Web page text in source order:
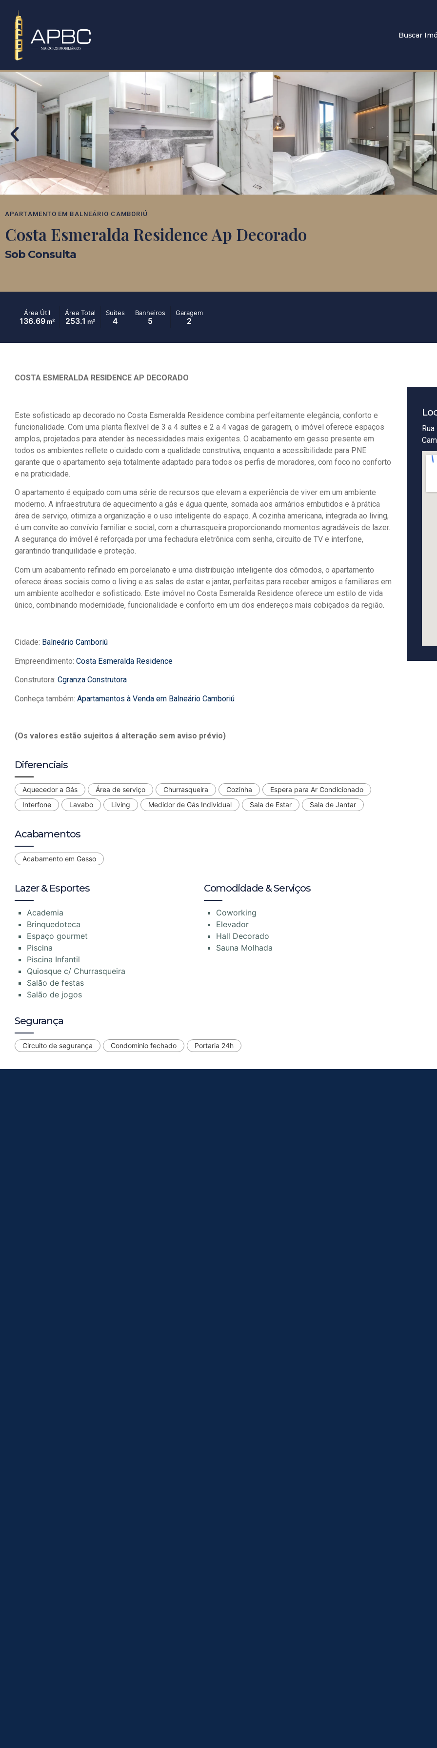
Buscar
APARTAMENTO EM BALNEÁRIO CAMBORIÚ
Costa Esmeralda Residence Ap Decorado
Sob Consulta
Área Útil
136.69 m²
Área Total
253.1 m²
Suítes
4
Banheiros
5
Garagem
2
COSTA ESMERALDA RESIDENCE AP DECORADO
Este sofisticado ap decorado no Costa Esmeralda Residence combina perfeitamente elegância, conforto e
funcionalidade. Com uma planta flexível de 3 a 4 suítes e 2 a 4 vagas de garagem, o imóvel oferece espaços
amplos, projetados para atender às necessidades mais exigentes. O acabamento em gesso presente em
todos os ambientes reflete o cuidado com a qualidade construtiva, enquanto a acessibilidade para PNE
garante que o apartamento seja totalmente adaptado para todos os perfis de moradores, com foco no conforto
e na praticidade.
O apartamento é equipado com uma série de recursos que elevam a experiência de viver em um ambiente
moderno. A infraestrutura de aquecimento a gás e água quente, somada aos armários embutidos e à prática
área de serviço, otimiza a organização e o uso inteligente do espaço. A cozinha americana, integrada ao living,
é um convite ao convívio familiar e social, com a churrasqueira proporcionando momentos agradáveis de lazer.
A segurança do imóvel é reforçada por uma fechadura eletrônica com senha, circuito de TV e interfone,
garantindo tranquilidade e proteção.
Com um acabamento refinado em porcelanato e uma distribuição inteligente dos cômodos, o apartamento
oferece áreas sociais como o living e as salas de estar e jantar, perfeitas para receber amigos e familiares em
um ambiente acolhedor e sofisticado. Este imóvel no Costa Esmeralda Residence oferece um estilo de vida
único, combinando modernidade, funcionalidade e conforto em um dos endereços mais cobiçados da região.
Cidade: Balneário Camboriú
Empreendimento: Costa Esmeralda Residence
Construtora: Cgranza Construtora
Conheça também: Apartamentos à Venda em Balneário Camboriú
(Os valores estão sujeitos á alteração sem aviso prévio)
Diferenciais
Aquecedor a Gás Área de serviço Churrasqueira Cozinha
Espera para Ar Condicionado
Interfone
Lavabo Living Medidor de Gás Individual Sala de Estar Sala de Jantar
Acabamentos
Acabamento em Gesso
Lazer & Esportes
Academia
Brinquedoteca
Espaço gourmet
Piscina
Piscina Infantil
Quiosque c/ Churrasqueira
Salão de festas
Salão de jogos
Comodidade & Serviços
Coworking
Elevador
Hall Decorado
Sauna Molhada
Segurança
Circuito de segurança Condomínio fechado Portaria 24h